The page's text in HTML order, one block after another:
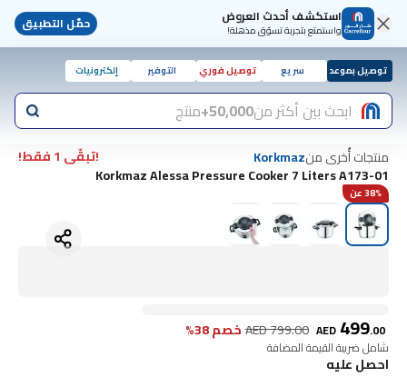
استكشف أحدث العروض
واستمتع بتجربة تسوّق مذهلة! حمّل التطبيق
توصيل بموعد سريع توصيل فوري التوفير إلكترونيات
ابحث بين أكثر من50,000+ منتج
منتجات أُخرى منKorkmaz
!تبقّى 1 فقط!
Korkmaz Alessa Pressure Cooker 7 Liters A173-01
38% عن
AED 499.00
AED799.00 خصم 38%
شامل ضريبة القيمة المضافة
احصل عليه